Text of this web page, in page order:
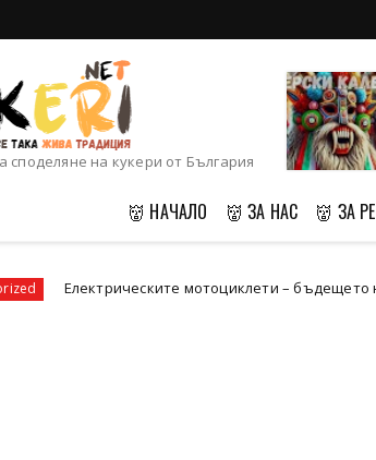
споделяне на кукери от България
👹 НАЧАЛО 👹 ЗА НАС 👹 ЗА
мотоциклети – бъдещето на двуколесната